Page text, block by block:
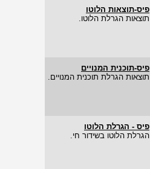
פיס-תוצאות הלוטו
תוצאות הגרלת הלוטו.
פיס-תוכנית המנויים
תוצאות הגרלת תוכנית המנויים.
פיס - הגרלת הלוטו
הגרלת הלוטו בשידור חי.